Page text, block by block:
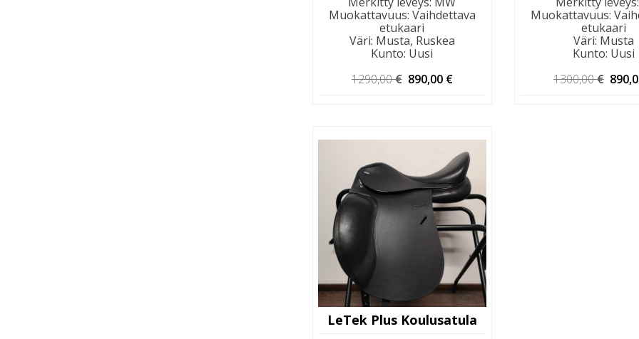
Muokattavuus: Vaihdettava
etukaari
Väri: Musta, Ruskea
Kunto: Uusi
1290,00€ Alkuperäinen
890,00 €
Muokattavuus:
etukaari
Väri: Musta
Kunto: Uusi
1300,00€
LeTek Plus Koulusatula